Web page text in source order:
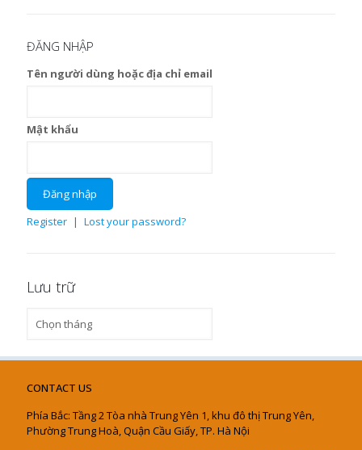
ĐĂNG NHẬP
Tên người dùng hoặc địa chỉ email
Mật khẩu
Register | Lost your password?
Lưu trữ
trữ
CONTACT US
Phía Bắc: Tầng 2 Tòa nhà Trung Yên 1, khu đô thị Trung Yên,
Phường Trung Hoà, Quận Cầu Giấy, TP. Hà Nội